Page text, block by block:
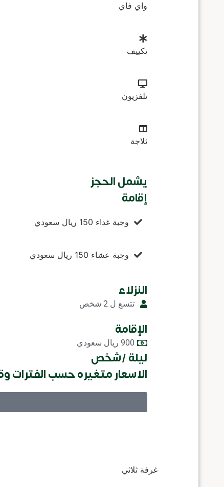
واي فاي
تكييف
تلفزيون
ثلاجة
يشمل الحجز
إقامة
وجبة غداء 150 ريال سعودي
وجبة عشاء 150 ريال سعودي
النزلاء
تتسع ل 2 شخص
الإقامة
900 ريال سعودي
ليلة /شخص
الاسعار متغيره حسب الفترات
غرفة ثلاثي